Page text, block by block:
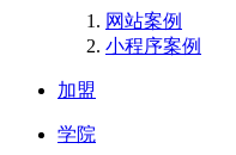
网站案例
小程序案例
加盟
学院